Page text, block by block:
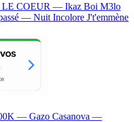
COEUR — Ikaz Boi M3lo
— Nuit Incolore J't'emmène
— Gazo Casanova —